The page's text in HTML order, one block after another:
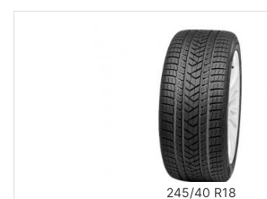
245/40 R18